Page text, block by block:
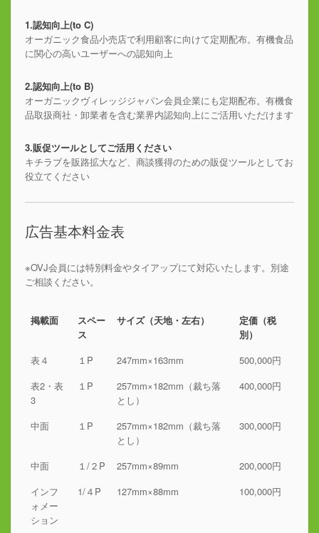
1.認知向上(to C)
オーガニック食品小売店で利用顧客に向けて定期配布。有機食品
に関心の高いユーザーへの認知向上
2.認知向上(to B)
オーガニックヴィレッジジャパン会員企業にも定期配布。有機食
品取扱商社・卸業者を含む業界内認知向上にご活用いただけます
3.販促ツールとしてご活用ください
キチラブを販路拡大など、商談獲得のための販促ツールとしてお
役立てください
広告基本料金表
※OVJ会員には特別料金やタイアップにて対応いたします。別途
ご相談ください。
掲載面
スペー
ス
サイズ（天地・左右）
定価（税
別）
表４
１P 247mm×163mm
500,000円
表2・表
3
１P
257mm×182mm（裁ち落
とし）
400,000円
中面 １P
257mm×182mm（裁ち落
とし）
300,000円
中面 １/２P 257mm×89mm
200,000円
インフ
ォメー
ション
1/４P 127mm×88mm 100,000円